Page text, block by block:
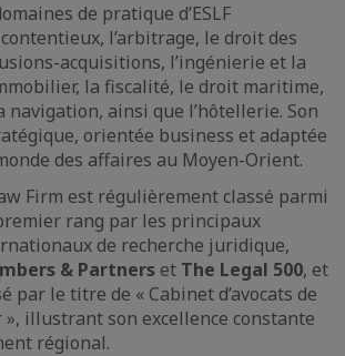
de pratique d’ESLF
l’arbitrage, le droit des
acquisitions, l’ingénierie et la
la fiscalité, le droit maritime,
ainsi que l’hôtellerie. Son
orientée business et adaptée
des affaires au Moyen-Orient.
Firm est régulièrement classé parmi
rang par les principaux
de recherche juridique,
& Partners et The Legal 500, et
par le titre de « Cabinet d’avocats de
», illustrant son excellence constante
régional.